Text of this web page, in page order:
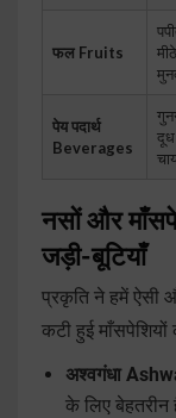
फल Fruits
पेय पदार्थ
Beverages
नसों और
जड़ी-बूटियाँ
प्रकृति ने हमें ऐसी
कटी हुई
अश्वगंधा
के लिए बेहतरीन